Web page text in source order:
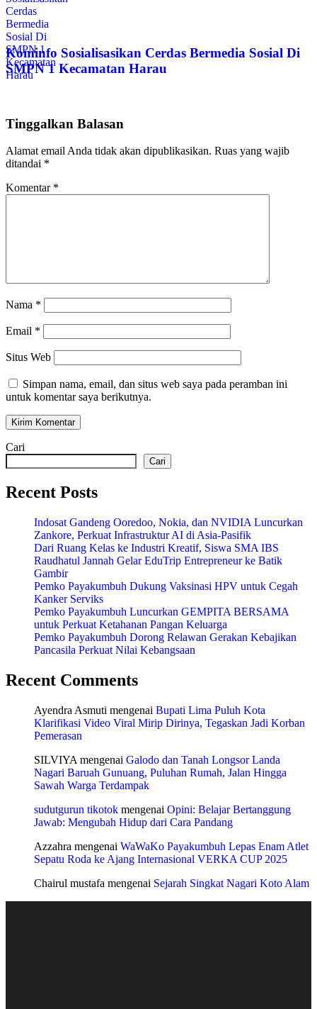
Kominfo Sosialisasikan Cerdas Bermedia Sosial Di
SMPN 1 Kecamatan Harau
Tinggalkan Balasan
Alamat email Anda tidak akan dipublikasikan. Ruas yang wajib
ditandai *
Komentar *
Nama *
Email *
Situs Web
Simpan nama, email, dan situs web saya pada peramban ini
untuk komentar saya berikutnya.
Cari
Cari
Recent Posts
Indosat Gandeng Ooredoo, Nokia, dan NVIDIA Luncurkan
Zankore, Perkuat Infrastruktur AI di Asia-Pasifik
Dari Ruang Kelas ke Industri Kreatif, Siswa SMA IBS
Raudhatul Jannah Gelar EduTrip Entrepreneur ke Batik
Gambir
Pemko Payakumbuh Dukung Vaksinasi HPV untuk Cegah
Kanker Serviks
Pemko Payakumbuh Luncurkan GEMPITA BERSAMA
untuk Perkuat Ketahanan Pangan Keluarga
Pemko Payakumbuh Dorong Relawan Gerakan Kebajikan
Pancasila Perkuat Nilai Kebangsaan
Recent Comments
Ayendra Asmuti mengenai Bupati Lima Puluh Kota
Klarifikasi Video Viral Mirip Dirinya, Tegaskan Jadi Korban
Pemerasan
SILVIYA mengenai Galodo dan Tanah Longsor Landa
Nagari Baruah Gunuang, Puluhan Rumah, Jalan Hingga
Sawah Warga Terdampak
sudutgurun tikotok mengenai Opini: Belajar Bertanggung
Jawab: Mengubah Hidup dari Cara Pandang
Azzahra mengenai WaWaKo Payakumbuh Lepas Enam Atlet
Sepatu Roda ke Ajang Internasional VERKA CUP 2025
Chairul mustafa mengenai Sejarah Singkat Nagari Koto Alam